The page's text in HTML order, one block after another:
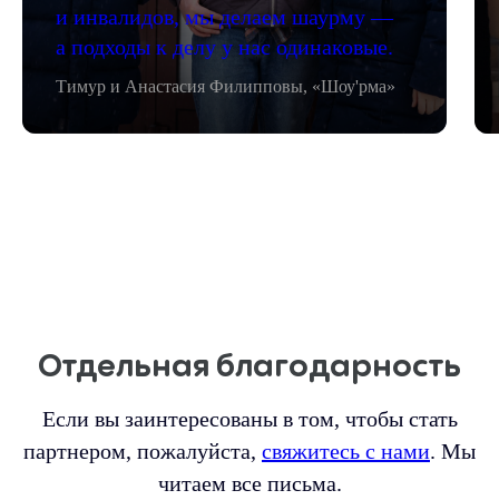
и инвалидов, мы делаем шаурму —
а подходы к делу у нас одинаковые.
Тимур и Анастасия Филипповы, «Шоу'рма»
Отдельная благодарность
Если вы заинтересованы в том, чтобы стать
партнером, пожалуйста, свяжитесь с нами. Мы
читаем все письма.